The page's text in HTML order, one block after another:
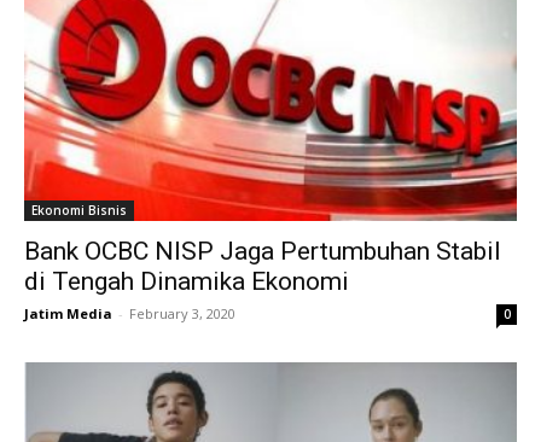
Ekonomi Bisnis
Bank OCBC NISP Jaga Pertumbuhan Stabil
di Tengah Dinamika Ekonomi
Jatim Media - February 3, 2020 0